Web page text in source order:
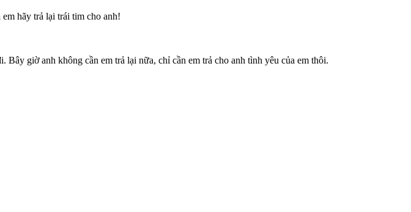
hãy trả lại trái tim cho anh!
giờ anh không cần em trả lại nữa, chỉ cần em trả cho anh tình yêu của em thôi.